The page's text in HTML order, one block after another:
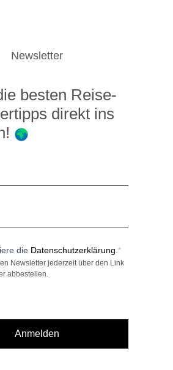
Newsletter
besten Reise-
direkt ins
die Datenschutzerklärung
Newsletter jederzeit über den Link
abbestellen.
Anmelden